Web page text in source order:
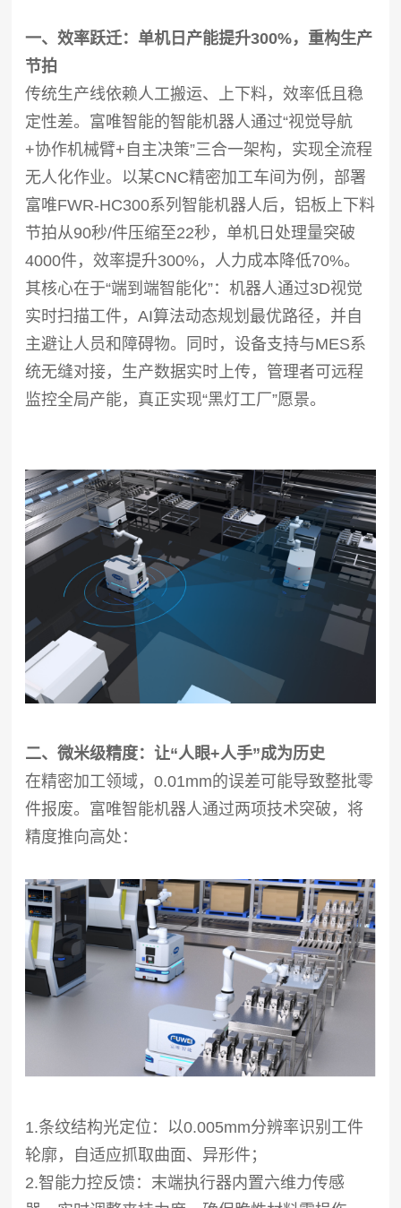
一、效率跃迁：单机日产能提升300%，重构生产
节拍
传统生产线依赖人工搬运、上下料，效率低且稳
定性差。富唯智能的智能机器人通过“视觉导航
+协作机械臂+自主决策”三合一架构，实现全流程
无人化作业。以某CNC精密加工车间为例，部署
富唯FWR-HC300系列智能机器人后，铝板上下料
节拍从90秒/件压缩至22秒，单机日处理量突破
4000件，效率提升300%，人力成本降低70%。
其核心在于“端到端智能化”：机器人通过3D视觉
实时扫描工件，AI算法动态规划最优路径，并自
主避让人员和障碍物。同时，设备支持与MES系
统无缝对接，生产数据实时上传，管理者可远程
监控全局产能，真正实现“黑灯工厂”愿景。
二、微米级精度：让“人眼+人手”成为历史
在精密加工领域，0.01mm的误差可能导致整批零
件报废。富唯智能机器人通过两项技术突破，将
精度推向高处：
1.条纹结构光定位：以0.005mm分辨率识别工件
轮廓，自适应抓取曲面、异形件；
2.智能力控反馈：末端执行器内置六维力传感